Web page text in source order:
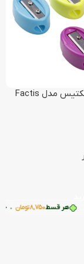
هر قسط8,750تومان • خرید
تراش پلاستیکی فکتیس مدل Factis
12,500تومان • خرید قسطی با